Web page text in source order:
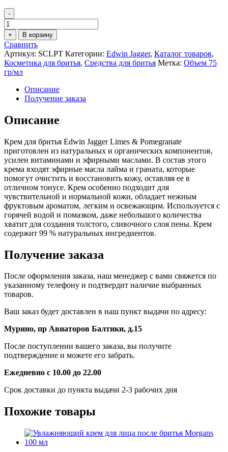
-
Количество
товара
Крем
для
бритья
Edwin
Jagger
Limes
Pomegranate
75
мл
+ В корзину
Сравнить
Артикул: SCLPT Категории: Edwin Jagger, Каталог товаров,
Косметика для бритья, Средства для бритья Метка: Объем 75
гр/мл
Описание
Получение заказа
Описание
Крем для бритья Edwin Jagger Limes & Pomegranate
приготовлен из натуральных и органических компонентов,
усилен витаминами и эфирными маслами. В состав этого
крема входят эфирные масла лайма и граната, которые
помогут очистить и восстановить кожу, оставляя ее в
отличном тонусе. Крем особенно подходит для
чувствительной и нормальной кожи, обладает нежным
фруктовым ароматом, легким и освежающим. Используется с
горячей водой и помазком, даже небольшого количества
хватит для создания толстого, сливочного слоя пены. Крем
содержит 99 % натуральных ингредиентов.
Получение заказа
После оформления заказа, наш менеджер с вами свяжется по
указанному телефону и подтвердит наличие выбранных
товаров.
Ваш заказ будет доставлен в наш пункт выдачи по адресу:
Мурино, пр Авиаторов Балтики, д.15
После поступлении вашего заказа, вы получите
подтверждение и можете его забрать.
Ежедневно с 10.00 до 22.00
Срок доставки до пункта выдачи 2-3 рабочих дня
Похожие товары